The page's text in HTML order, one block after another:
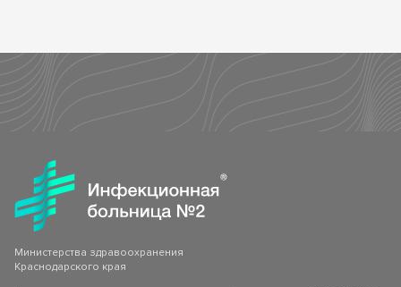
Министерства здравоохранения
Краснодарского края